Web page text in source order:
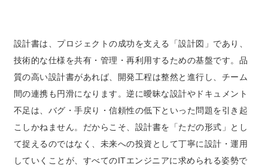
設計書は、プロジェクトの成功を支える「設計図」であり、
技術的な仕様を共有・管理・再利用するための基盤です。品
質の高い設計書があれば、開発工程は整然と進行し、チーム
間の連携も円滑になります。逆に曖昧な設計やドキュメント
不足は、バグ・手戻り・信頼性の低下といった問題を引き起
こしかねません。だからこそ、設計書を「ただの形式」とし
て捉えるのではなく、未来への投資として丁寧に設計・運用
していくことが、すべてのITエンジニアに求められる姿勢で